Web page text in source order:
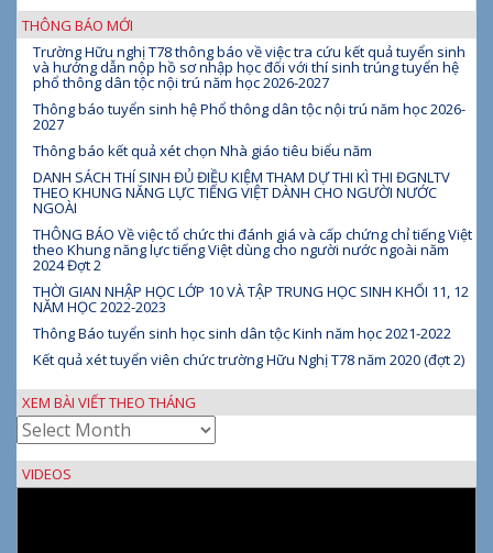
THÔNG BÁO MỚI
Trường Hữu nghị T78 thông báo về việc tra cứu kết quả tuyển sinh
và hướng dẫn nộp hồ sơ nhập học đối với thí sinh trúng tuyển hệ
phổ thông dân tộc nội trú năm học 2026-2027
Thông báo tuyển sinh hệ Phổ thông dân tộc nội trú năm học 2026-
2027
Thông báo kết quả xét chọn Nhà giáo tiêu biểu năm
DANH SÁCH THÍ SINH ĐỦ ĐIỀU KIỆM THAM DỰ THI KÌ THI ĐGNLTV
THEO KHUNG NĂNG LỰC TIẾNG VIỆT DÀNH CHO NGƯỜI NƯỚC
NGOÀI
THÔNG BÁO Về việc tổ chức thi đánh giá và cấp chứng chỉ tiếng Việt
theo Khung năng lực tiếng Việt dùng cho người nước ngoài năm
2024 Đợt 2
THỜI GIAN NHẬP HỌC LỚP 10 VÀ TẬP TRUNG HỌC SINH KHỐI 11, 12
NĂM HỌC 2022-2023
Thông Báo tuyển sinh học sinh dân tộc Kinh năm học 2021-2022
Kết quả xét tuyển viên chức trường Hữu Nghị T78 năm 2020 (đợt 2)
XEM BÀI VIẾT THEO THÁNG
Xem
bài
viết
theo
VIDEOS